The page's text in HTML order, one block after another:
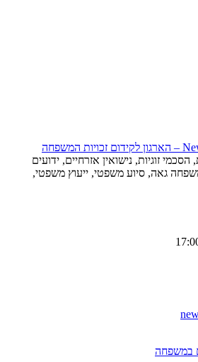
זוגיות, נישואין אזרחיים, ידועים
גאה, סיוע משפטי, ייעוץ משפטי,
במשפחה